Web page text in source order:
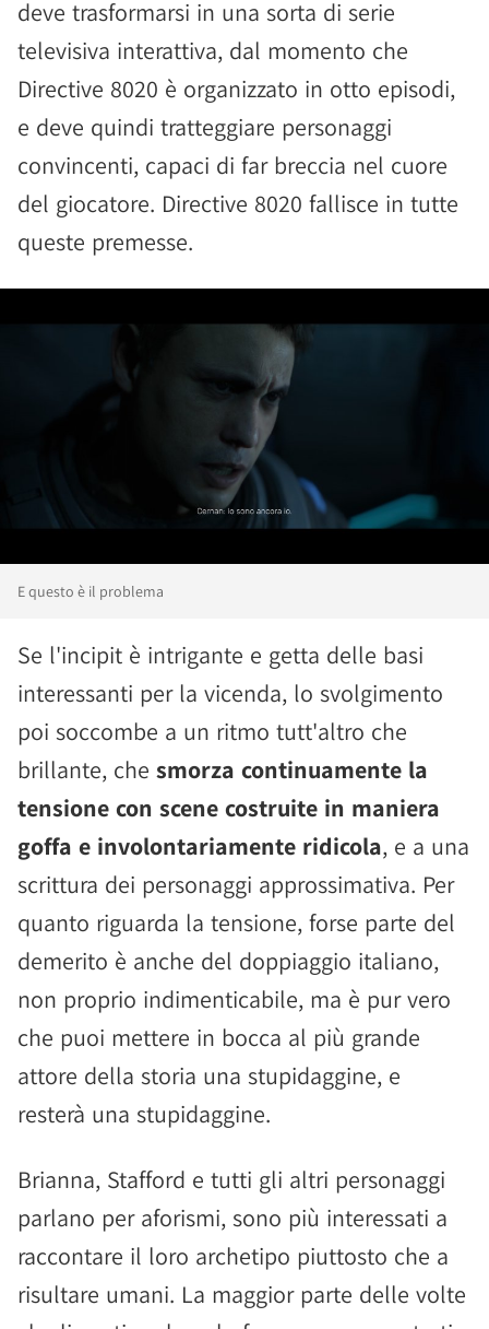
deve trasformarsi in una sorta di serie
televisiva interattiva, dal momento che
Directive 8020 è organizzato in otto episodi,
e deve quindi tratteggiare personaggi
convincenti, capaci di far breccia nel cuore
del giocatore. Directive 8020 fallisce in tutte
queste premesse.
E questo è il problema
Se l'incipit è intrigante e getta delle basi
interessanti per la vicenda, lo svolgimento
poi soccombe a un ritmo tutt'altro che
brillante, che smorza continuamente la
tensione con scene costruite in maniera
goffa e involontariamente ridicola, e a una
scrittura dei personaggi approssimativa. Per
quanto riguarda la tensione, forse parte del
demerito è anche del doppiaggio italiano,
non proprio indimenticabile, ma è pur vero
che puoi mettere in bocca al più grande
attore della storia una stupidaggine, e
resterà una stupidaggine.
Brianna, Stafford e tutti gli altri personaggi
parlano per aforismi, sono più interessati a
raccontare il loro archetipo piuttosto che a
risultare umani. La maggior parte delle volte